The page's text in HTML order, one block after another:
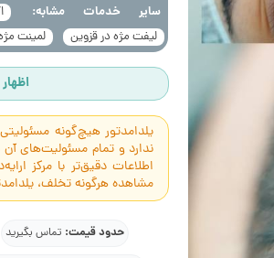
سایر خدمات مشابه:
لیفت مژه در قزوین
لمینت
یلدامدتور هیچ‌گونه
ندارد و تمام مسئولیت‌های
اطلاعات دقیق‌تر با مرکز
مشاهده هرگونه تخلف،
حدود قیمت: تماس بگیرید